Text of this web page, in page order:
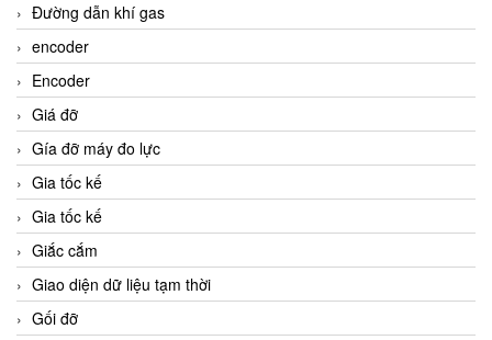
Đường dẫn khí gas
encoder
Encoder
Giá đỡ
Gía đỡ máy đo lực
Gia tốc kế
Gia tốc kế
Giắc cắm
Giao diện dữ liệu tạm thời
Gối đỡ